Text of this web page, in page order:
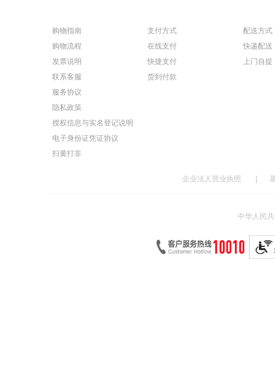
购物指南
购物流程
发票说明
联系客服
服务协议
隐私政策
授权信息与实名登记说明
电子身份证凭证协议
扫黄打非
支付方式
在线支付
快捷支付
货到付款
配送方式
快递配送
上门自提
企业法人营业执照
中华人民